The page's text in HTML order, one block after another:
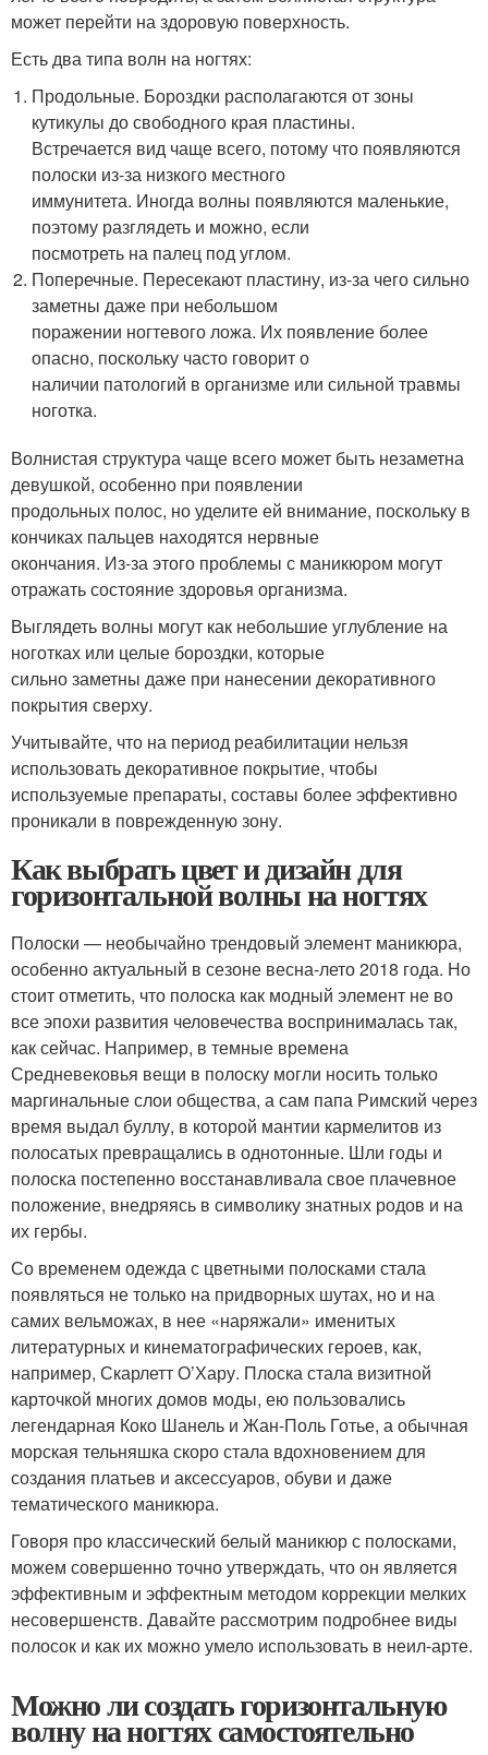
может перейти на здоровую поверхность.
Есть два типа волн на ногтях:
Продольные. Бороздки располагаются от зоны
кутикулы до свободного края пластины.
Встречается вид чаще всего, потому что появляются
полоски из-за низкого местного
иммунитета. Иногда волны появляются маленькие,
поэтому разглядеть и можно, если
посмотреть на палец под углом.
Поперечные. Пересекают пластину, из-за чего сильно
заметны даже при небольшом
поражении ногтевого ложа. Их появление более
опасно, поскольку часто говорит о
наличии патологий в организме или сильной травмы
ноготка.
Волнистая структура чаще всего может быть незаметна
девушкой, особенно при появлении
продольных полос, но уделите ей внимание, поскольку в
кончиках пальцев находятся нервные
окончания. Из-за этого проблемы с маникюром могут
отражать состояние здоровья организма.
Выглядеть волны могут как небольшие углубление на
ноготках или целые бороздки, которые
сильно заметны даже при нанесении декоративного
покрытия сверху.
Учитывайте, что на период реабилитации нельзя
использовать декоративное покрытие, чтобы
используемые препараты, составы более эффективно
проникали в поврежденную зону.
Как выбрать цвет и дизайн для
горизонтальной волны на ногтях
Полоски — необычайно трендовый элемент маникюра,
особенно актуальный в сезоне весна-лето 2018 года. Но
стоит отметить, что полоска как модный элемент не во
все эпохи развития человечества воспринималась так,
как сейчас. Например, в темные времена
Средневековья вещи в полоску могли носить только
маргинальные слои общества, а сам папа Римский через
время выдал буллу, в которой мантии кармелитов из
полосатых превращались в однотонные. Шли годы и
полоска постепенно восстанавливала свое плачевное
положение, внедряясь в символику знатных родов и на
их гербы.
Со временем одежда с цветными полосками стала
появляться не только на придворных шутах, но и на
самих вельможах, в нее «наряжали» именитых
литературных и кинематографических героев, как,
например, Скарлетт О’Хару. Плоска стала визитной
карточкой многих домов моды, ею пользовались
легендарная Коко Шанель и Жан-Поль Готье, а обычная
морская тельняшка скоро стала вдохновением для
создания платьев и аксессуаров, обуви и даже
тематического маникюра.
Говоря про классический белый маникюр с полосками,
можем совершенно точно утверждать, что он является
эффективным и эффектным методом коррекции мелких
несовершенств. Давайте рассмотрим подробнее виды
полосок и как их можно умело использовать в неил-арте.
Можно ли создать горизонтальную
волну на ногтях самостоятельно